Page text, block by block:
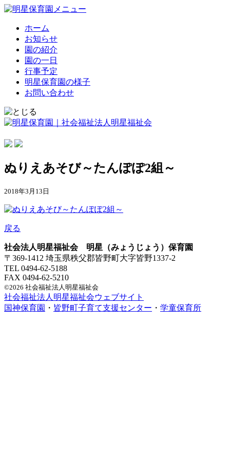
ホーム
お知らせ
園の紹介
園の一日
行事予定
明星保育園の様子
お問い合わせ
ぬりえあそび～たんぽぽ2組～
2018年3月13日
戻る
社会法人明星福祉会 明星（みょうじょう）保育園
〒369-1412 埼玉県秩父郡皆野町大字皆野1337-2
TEL 0494-62-5188
FAX 0494-62-5210
©2026 社会福祉法人明星福祉会
社会福祉法人明星福祉会ウェブサイト
国神保育園 ・ 皆野町子育て支援センター ・ 学童保育所